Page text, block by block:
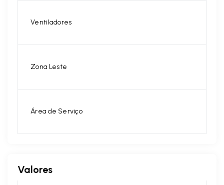
Ventiladores
Zona Leste
Área de Serviço
Valores